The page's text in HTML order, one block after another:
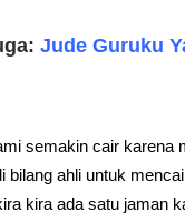
Jude Guruku
semakin cair karena
bilang ahli untuk
kira ada satu jaman